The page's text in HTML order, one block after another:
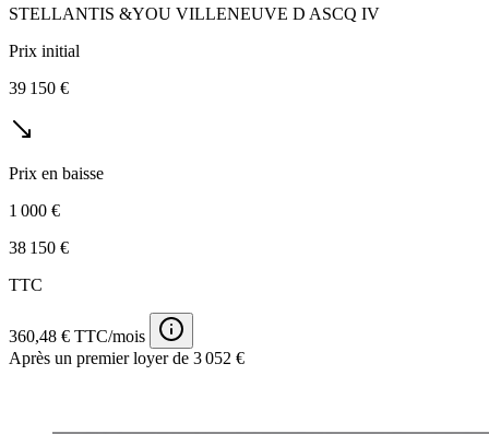
STELLANTIS &YOU VILLENEUVE D ASCQ IV
Prix initial
39 150 €
Prix en baisse
1 000 €
38 150 €
TTC
360,48 € TTC/mois
Après un premier loyer de 3 052 €